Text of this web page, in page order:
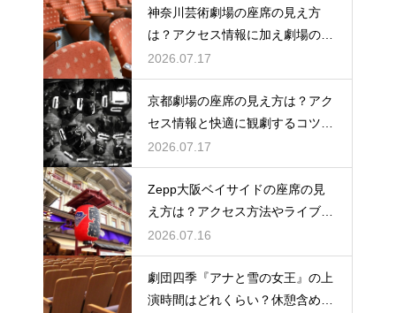
神奈川芸術劇場の座席の見え方
は？アクセス情報に加え劇場の魅
力を徹底解説
2026.07.17
京都劇場の座席の見え方は？アク
セス情報と快適に観劇するコツを
事前にチェック
2026.07.17
Zepp大阪ベイサイドの座席の見
え方は？アクセス方法やライブを
楽しむポイントを紹介
2026.07.16
劇団四季『アナと雪の女王』の上
演時間はどれくらい？休憩含めた